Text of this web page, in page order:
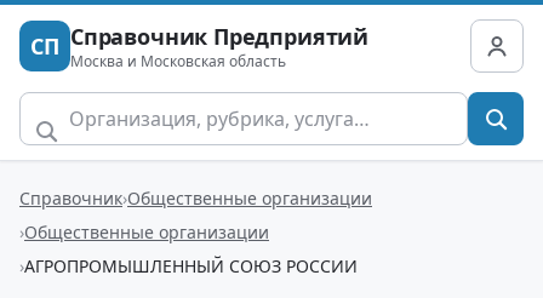
СП Справочник Предприятий
Москва и Московская область
Справочник Общественные организации
Общественные организации
АГРОПРОМЫШЛЕННЫЙ СОЮЗ РОССИИ